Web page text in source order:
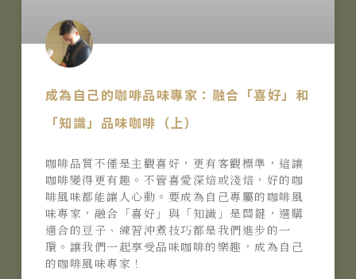
成為自己的咖啡品味專家：融合「喜好」和
「知識」品味咖啡（上）
咖啡品質不僅是主觀喜好，更有客觀標準，這讓
咖啡變得更有趣。不管喜愛深焙或淺焙，好的咖
啡風味都能讓人心動。要成為自己專屬的咖啡風
味專家，融合「喜好」與「知識」是關鍵，選購
適合的豆子、練習沖煮技巧都是我們進步的一
環。讓我們一起享受品味咖啡的樂趣，成為自己
的咖啡風味專家！